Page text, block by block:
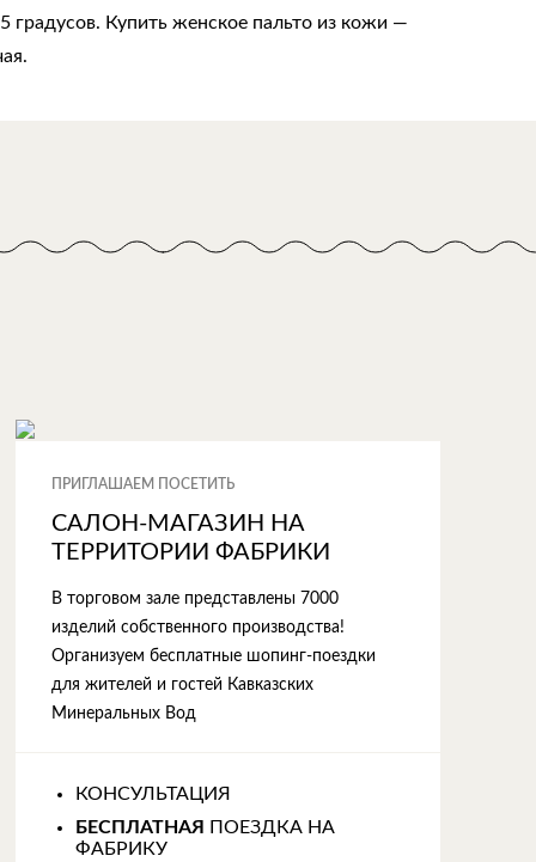
Купить женское пальто из кожи —
ПРИГЛАШАЕМ ПОСЕТИТЬ
САЛОН-МАГАЗИН НА
ТЕРРИТОРИИ ФАБРИКИ
В торговом зале представлены 7000
изделий собственного производства!
Организуем бесплатные шопинг-поездки
для жителей и гостей Кавказских
Минеральных Вод
КОНСУЛЬТАЦИЯ
БЕСПЛАТНАЯ
ПОЕЗДКА НА
ФАБРИКУ